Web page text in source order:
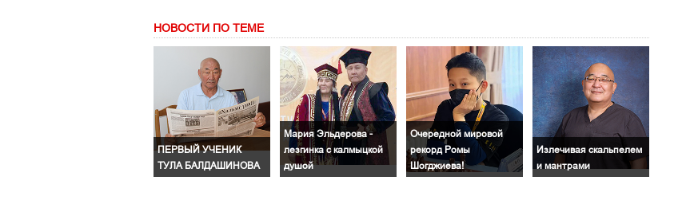
НОВОСТИ ПО ТЕМЕ
ПЕРВЫЙ УЧЕНИК
ТУЛА БАЛДАШИНОВА
Мария Эльдерова -
лезгинка с калмыцкой
душой
Очередной мировой
рекорд Ромы
Шогджиева!
Излечивая скальпелем
и мантрами